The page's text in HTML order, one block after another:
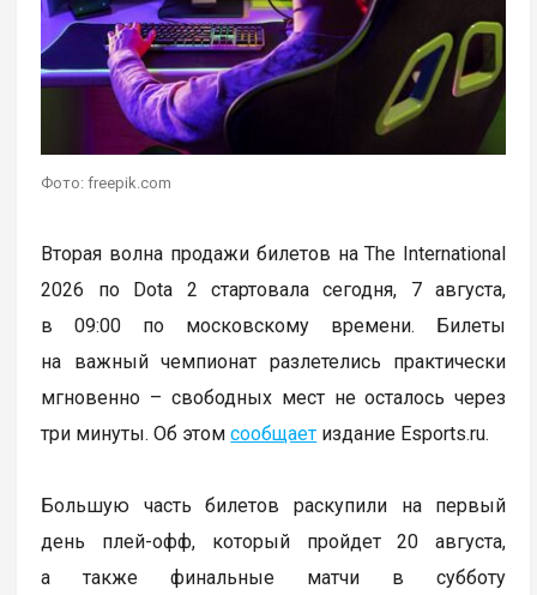
Фото: freepik.com
Вторая волна продажи билетов на The International
2026 по Dota 2 стартовала сегодня, 7 августа,
в 09:00 по московскому времени. Билеты
на важный чемпионат разлетелись практически
мгновенно – свободных мест не осталось через
три минуты. Об этомсообщает издание Esports.ru.
Большую часть билетов раскупили на первый
день плей-офф, который пройдет 20 августа,
а также финальные матчи в субботу